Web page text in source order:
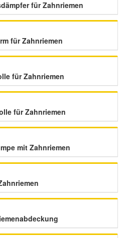
für Zahnriemen
für Zahnriemen
für Zahnriemen
für Zahnriemen
mit Zahnriemen